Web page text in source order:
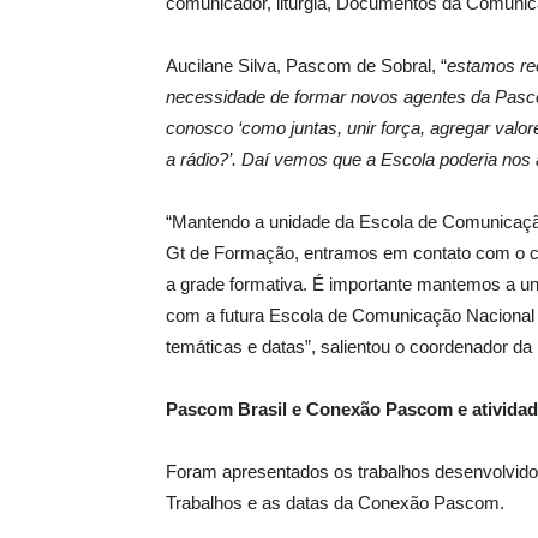
Aucilane Silva, Pascom de Sobral, “estamos
necessidade de formar novos agentes da
conosco ‘como juntas, unir força, agregar
a rádio?’. Daí vemos que a Escola poderia nos
“Mantendo a unidade da Escola de
Gt de Formação, entramos em contato com o
a grade formativa. É importante mantemos a
com a futura Escola de Comunicação
temáticas e datas”, salientou o coordenador
Pascom Brasil e Conexão Pascom e
Foram apresentados os trabalhos
Trabalhos e as datas da Conexão Pascom.